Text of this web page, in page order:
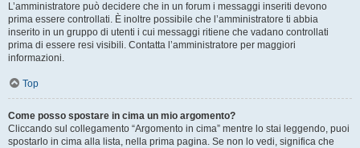
L’amministratore può decidere che in un forum i messaggi inseriti devono
prima essere controllati. È inoltre possibile che l’amministratore ti abbia
inserito in un gruppo di utenti i cui messaggi ritiene che vadano controllati
prima di essere resi visibili. Contatta l’amministratore per maggiori
informazioni.
Top
Come posso spostare in cima un mio argomento?
Cliccando sul collegamento “Argomento in cima” mentre lo stai leggendo, puoi
spostarlo in cima alla lista, nella prima pagina. Se non lo vedi, significa che